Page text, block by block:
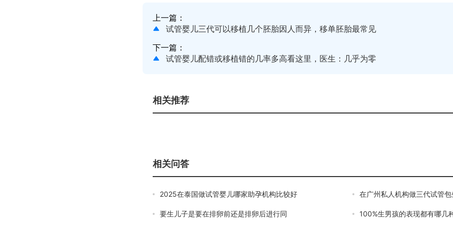
上一篇：
试管婴儿三代可以移植几个胚胎因人而异，移单胚胎最常见
下一篇：
试管婴儿配错或移植错的几率多高看这里，医生：几乎为零
相关推荐
相关问答
2025在泰国做试管婴儿哪家助孕机构比较好 在广州私人机构做三代试管
要生儿子是要在排卵前还是排卵后进行同 100%生男孩的表现都有哪几